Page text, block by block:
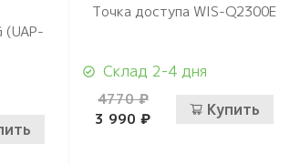
(UAP-
Точка доступа WIS-Q2300E
Склад 2-4 дня
4770 ₽
3 990 ₽
Купить